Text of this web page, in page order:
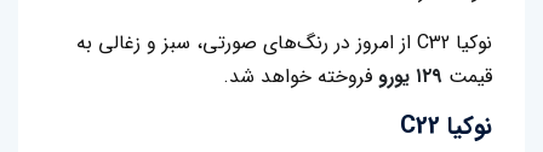
نوکیا C32 از امروز در رنگ‌های صورتی، سبز و زغالی به
قیمت ۱۲۹ یورو فروخته خواهد شد.
نوکیا C22